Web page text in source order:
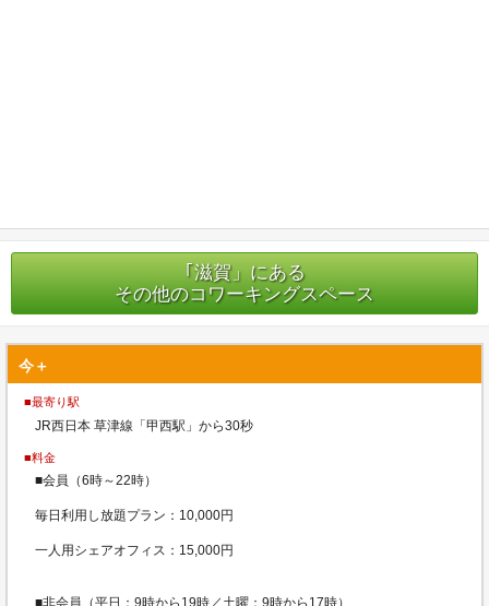
｢滋賀」にある
その他のコワーキングスペース
今＋
■最寄り駅
JR西日本 草津線「甲西駅」から30秒
■料金
■会員（6時～22時）
毎日利用し放題プラン：10,000円
一人用シェアオフィス：15,000円
■非会員（平日：9時から19時／土曜：9時から17時）